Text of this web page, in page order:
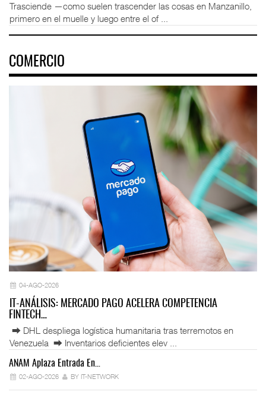
Trasciende —como suelen trascender las cosas en Manzanillo,
primero en el muelle y luego entre el of ...
COMERCIO
04-AGO-2026
IT-ANÁLISIS: MERCADO PAGO ACELERA COMPETENCIA
FINTECH…
⮕ DHL despliega logística humanitaria tras terremotos en
Venezuela ⮕ Inventarios deficientes elev ...
ANAM Aplaza Entrada En…
02-AGO-2026 BY IT-NETWORK